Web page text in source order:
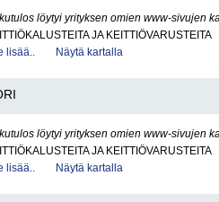
löytyi yrityksen omien www-sivujen
JA KEITTIÖVARUSTEITA
lisää..
Näytä kartalla
löytyi yrityksen omien www-sivujen
JA KEITTIÖVARUSTEITA
lisää..
Näytä kartalla